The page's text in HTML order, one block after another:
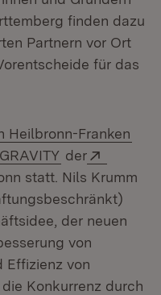
finden dazu
Partnern vor Ort
für das
Heilbronn-Franken
Extern:
GRAVITY (Öffnet in
der
neuem Fenster)
statt. Nils Krumm
der neuen
von
Effizienz von
Konkurrenz durch